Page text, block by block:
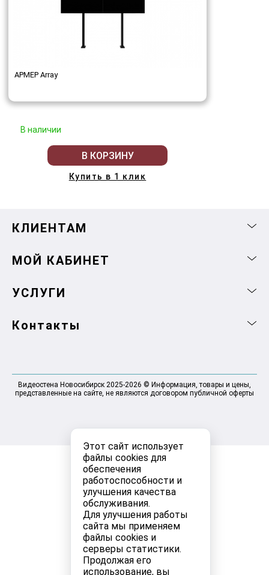
Этот сайт использует
файлы cookies для
обеспечения
работоспособности и
улучшения качества
обслуживания.
Для улучшения работы
сайта мы применяем
файлы cookies и
серверы статистики.
Продолжая его
использование, вы
АРМЕР Array
В наличии
В КОРЗИНУ
Купить в 1 клик
КЛИЕНТАМ
МОЙ КАБИНЕТ
УСЛУГИ
Контакты
Видеостена Новосибирск 2025-2026 © Информация, товары и цены,
представленные на сайте, не являются договором публичной оферты